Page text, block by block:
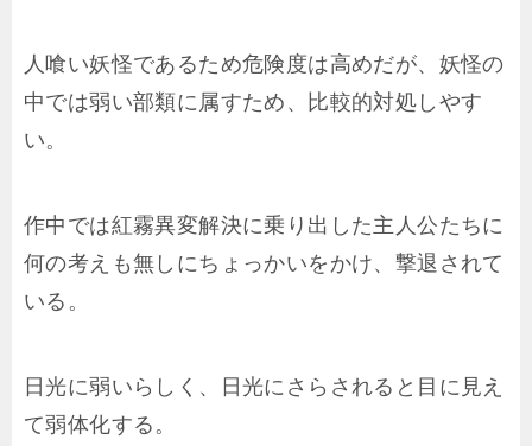
人喰い妖怪であるため危険度は高めだが、妖怪の
中では弱い部類に属すため、比較的対処しやす
い。
作中では紅霧異変解決に乗り出した主人公たちに
何の考えも無しにちょっかいをかけ、撃退されて
いる。
日光に弱いらしく、日光にさらされると目に見え
て弱体化する。